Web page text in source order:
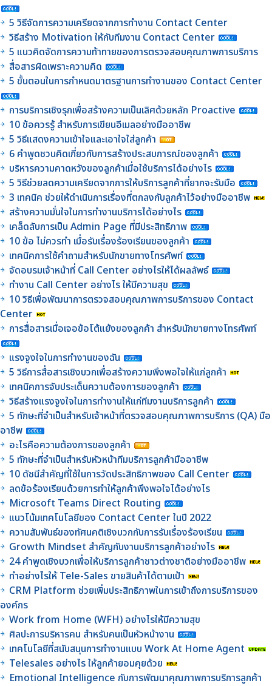
5 วิธีจัดการความเครียดจากการทำงาน Contact Center
วิธีสร้าง Motivation ให้กับทีมงาน Contact Center
5 แนวคิดจัดการความท้าทายของการตรวจสอบคุณภาพการบริการ
สื่อสารผิดเพราะความคิด
5 ขั้นตอนในการกำหนดมาตรฐานการทำงานของ Contact Center
การบริการเชิงรุกเพื่อสร้างความเป็นเลิศด้วยหลัก Proactive
10 ข้อควรรู้ สำหรับการเขียนอีเมลอย่างมืออาชีพ
5 วิธีแสดงความเข้าใจและเอาใจใส่ลูกค้า
6 คำพูดชวนคิดเกี่ยวกับการสร้างประสบการณ์ของลูกค้า
บริหารความคาดหวังของลูกค้าเมื่อใช้บริการได้อย่างไร
5 วิธีช่วยลดความเครียดจากการให้บริการลูกค้าที่ยากจะรับมือ
3 เทคนิค ช่วยให้ดำเนินการเรื่องที่ตกลงกับลูกค้าไว้อย่างมืออาชีพ
สร้างความมั่นใจในการทำงานบริการได้อย่างไร
เคล็ดลับการเป็น Admin Page ที่มีประสิทธิภาพ
10 ข้อ ไม่ควรทำ เมื่อรับเรื่องร้องเรียนของลูกค้า
เทคนิคการใช้คำถามสำหรับนักขายทางโทรศัพท์
จัดอบรมเจ้าหน้าที่ Call Center อย่างไรให้ได้ผลลัพธ์
ทำงาน Call Center อย่างไร ให้มีความสุข
10 วิธีเพื่อพัฒนาการตรวจสอบคุณภาพการบริการของ Contact
Center
การสื่อสารเมื่อเจอข้อโต้แย้งของลูกค้า สำหรับนักขายทางโทรศัพท์
แรงจูงใจในการทำงานของฉัน
5 วิธีการสื่อสารเชิงบวกเพื่อสร้างความพึงพอใจให้แก่ลูกค้า
เทคนิคการจับประเด็นความต้องการของลูกค้า
วิธีสร้างแรงจูงใจในการทำงานให้แก่ทีมงานบริการลูกค้า
5 ทักษะที่จำเป็นสำหรับเจ้าหน้าที่ตรวจสอบคุณภาพการบริการ (QA) มือ
อาชีพ
อะไรคือความต้องการของลูกค้า
5 ทักษะที่จำเป็นสำหรับหัวหน้าทีมบริการลูกค้ามืออาชีพ
10 ดัชนีสำคัญที่ใช้ในการวัดประสิทธิภาพของ Call Center
ลดข้อร้องเรียนด้วยการทำให้ลูกค้าพึงพอใจได้อย่างไร
Microsoft Teams Direct Routing
แนวโน้มเทคโนโลยีของ Contact Center ในปี 2022
ความสัมพันธ์ของทัศนคติเชิงบวกกับการรับเรื่องร้องเรียน
Growth Mindset สำคัญกับงานบริการลูกค้าอย่างไร
24 คำพูดเชิงบวกเพื่อให้บริการลูกค้าชาวต่างชาติอย่างมืออาชีพ
ทำอย่างไรให้ Tele-Sales ขายสินค้าได้ตามเป้า
CRM Platform ช่วยเพิ่มประสิทธิภาพในการเข้าถึงการบริการของ
องค์กร
Work from Home (WFH) อย่างไรให้มีความสุข
ศิลปะการบริหารคน สำหรับคนเป็นหัวหน้างาน
เทคโนโลยีที่สนับสนุนการทำงานแบบ Work At Home Agent
Telesales อย่างไร ให้ลูกค้ายอมคุยด้วย
Emotional Intelligence กับการพัฒนาคุณภาพการบริการลูกค้า